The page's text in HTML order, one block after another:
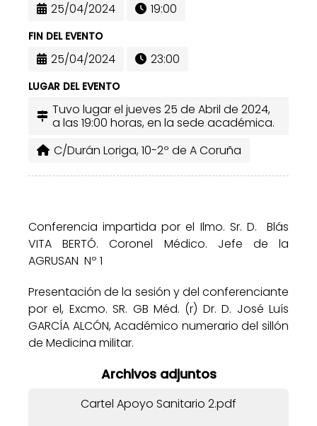
25/04/2024 19:00
FIN DEL EVENTO
25/04/2024 23:00
LUGAR DEL EVENTO
Tuvo lugar el jueves 25 de Abril de 2024,
a las 19:00 horas, en la sede académica.
C/Durán Loriga, 10-2º de A Coruña
Conferencia impartida por el Ilmo. Sr. D. Blás
VITA BERTÓ. Coronel Médico. Jefe de la
AGRUSAN Nº 1
Presentación de la sesión y del conferenciante
por el, Excmo. SR. GB Méd. (r) Dr. D. José Luís
GARCÍA ALCÓN, Académico numerario del sillón
de Medicina militar.
Archivos adjuntos
Cartel Apoyo Sanitario 2.pdf